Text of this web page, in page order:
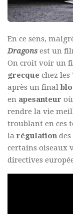
En ce sens,
Dragons est un
On croit voir un
grecque chez
après un final
en apesanteur
rendre la vie
troublant en ces
la régulation
certains oiseaux
directives